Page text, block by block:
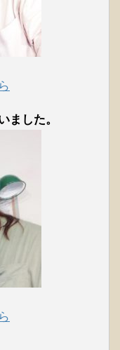
ました。